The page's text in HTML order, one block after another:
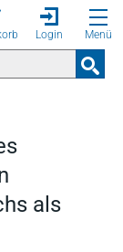
Login Menü
als